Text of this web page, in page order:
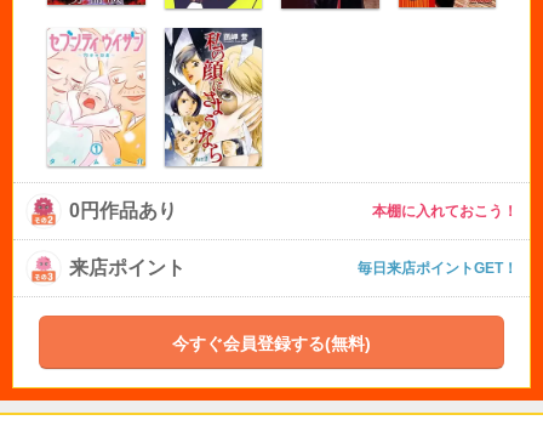
0円作品あり 本棚に入れておこう！
来店ポイント 毎日来店ポイントGET！
今すぐ会員登録する(無料)